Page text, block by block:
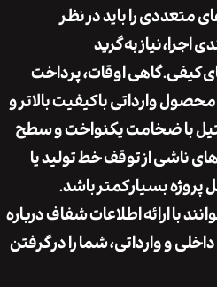
را باید در نظر
،نیاز به گرید
. گاهی اوقات، پرداخت
با کیفیت بالاتر و
ضخامت یکنواخت و سطح
از توقف خط تولید یا
کمتر باشد.
اطلاعات شفاف درباره
شما را در گرفتن